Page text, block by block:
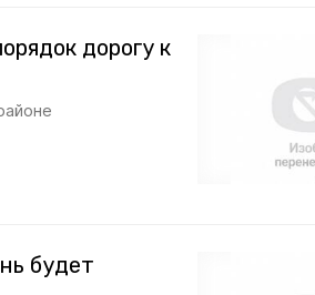
дорогу к
будет